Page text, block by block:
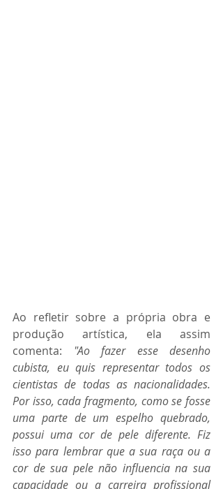
Ao refletir sobre a própria obra e
produção artística, ela assim
comenta: "Ao fazer esse desenho
cubista, eu quis representar todos os
cientistas de todas as nacionalidades.
Por isso, cada fragmento, como se fosse
uma parte de um espelho quebrado,
possui uma cor de pele diferente. Fiz
isso para lembrar que a sua raça ou a
cor de sua pele não influencia na sua
capacidade ou a carreira profissional